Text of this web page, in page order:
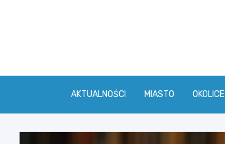
AKTUALNOŚCI MIASTO OKOLICE